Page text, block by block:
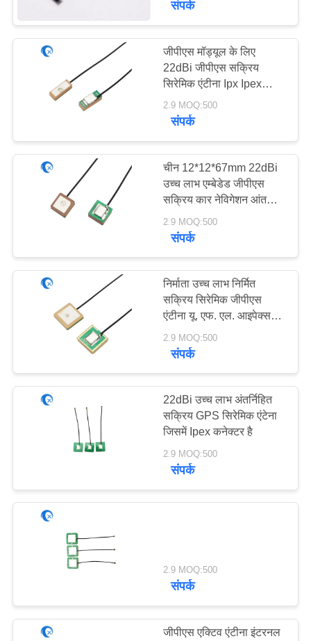
433 मेगाहर्ट्ज एंटीना
20
868 मेगाहर्ट्ज एंटीना
28
915 मेगाहर्ट्ज एंटीना
30
एचडीटीवी एंटीना
8
संपर्क
जीपीएस मॉड्यूल के लिए
22dBi जीपीएस सक्रिय
सिरेमिक एंटीना Ipx Ipex
इंटरफ़ेस
2.9 MOQ:500
संपर्क
चीन 12*12*67mm 22dBi
उच्च लाभ एम्बेडेड जीपीएस
सक्रिय कार नेविगेशन आंतरिक
पैच जीपीएस एंटीना
2.9 MOQ:500
संपर्क
निर्माता उच्च लाभ निर्मित
सक्रिय सिरेमिक जीपीएस
एंटीना यू. एफ. एल. आइपेक्स
महिला कनेक्टर के साथ
2.9 MOQ:500
संपर्क
22dBi उच्च लाभ अंतर्निहित
सक्रिय GPS सिरेमिक एंटेना
जिसमें Ipex कनेक्टर है
2.9 MOQ:500
संपर्क
2.9 MOQ:500
संपर्क
जीपीएस एक्टिव एंटीना इंटरनल